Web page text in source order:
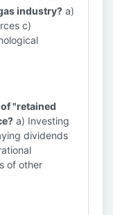
industry? a)
c)
"retained
a) Investing
dividends
of other